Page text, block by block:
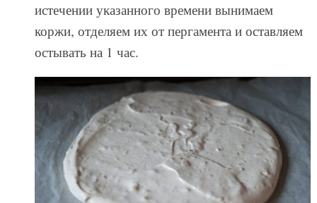
истечении указанного времени вынимаем
коржи, отделяем их от пергамента и оставляем
остывать на 1 час.